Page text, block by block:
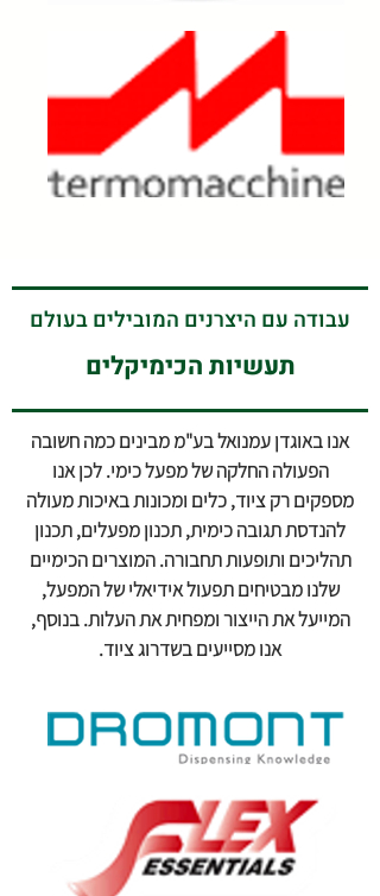
עבודה עם היצרנים המובילים בעולם
תעשיות הכימיקלים
אנו באוגדן עמנואל בע"מ מבינים כמה חשובה
הפעולה החלקה של מפעל כימי. לכן אנו
מספקים רק ציוד, כלים ומכונות באיכות מעולה
להנדסת תגובה כימית, תכנון מפעלים, תכנון
תהליכים ותופעות תחבורה. המוצרים הכימיים
שלנו מבטיחים תפעול אידיאלי של המפעל,
המייעל את הייצור ומפחית את העלות. בנוסף,
אנו מסייעים בשדרוג ציוד.